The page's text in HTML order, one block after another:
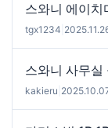
스와니 에이치
tgx1234
스와니 사무
kakieru